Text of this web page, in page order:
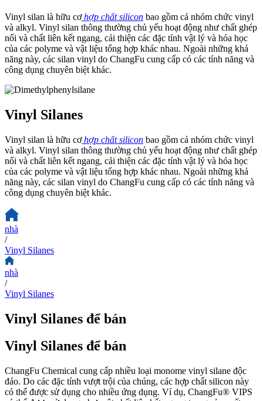
Vinyl silan là hữu cơhợp chất silicon bao gồm cả nhóm chức vinyl
và alkyl. Vinyl silan thông thường chủ yếu hoạt động như chất ghép
nối và chất liên kết ngang, cải thiện các đặc tính vật lý và hóa học
của các polyme và vật liệu tổng hợp khác nhau. Ngoài những khả
năng này, các silan vinyl do ChangFu cung cấp có các tính năng và
công dụng chuyên biệt khác.
Vinyl Silanes
Vinyl silan là hữu cơhợp chất silicon bao gồm cả nhóm chức vinyl
và alkyl. Vinyl silan thông thường chủ yếu hoạt động như chất ghép
nối và chất liên kết ngang, cải thiện các đặc tính vật lý và hóa học
của các polyme và vật liệu tổng hợp khác nhau. Ngoài những khả
năng này, các silan vinyl do ChangFu cung cấp có các tính năng và
công dụng chuyên biệt khác.
nhà
/
Vinyl Silanes
nhà
/
Vinyl Silanes
Vinyl Silanes để bán
Vinyl Silanes để bán
ChangFu Chemical cung cấp nhiều loại monome vinyl silane độc
đáo. Do các đặc tính vượt trội của chúng, các hợp chất silicon này
có thể được sử dụng cho nhiều ứng dụng. Ví dụ, ChangFu® VIPS